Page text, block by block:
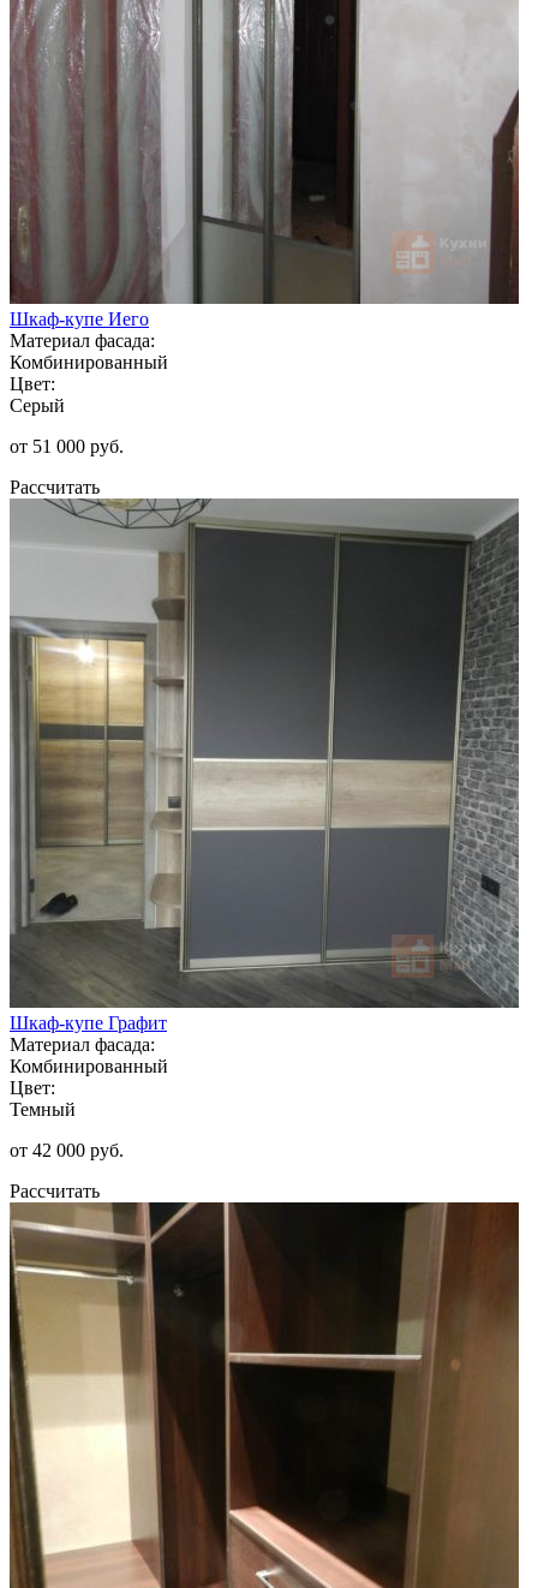
Шкаф-купе Иего
Материал фасада:
Комбинированный
Цвет:
Серый
от 51 000 руб.
Рассчитать
Шкаф-купе Графит
Материал фасада:
Комбинированный
Цвет:
Темный
от 42 000 руб.
Рассчитать